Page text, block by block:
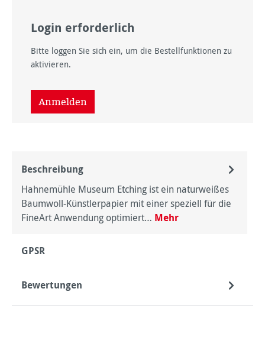
Login erforderlich
Bitte loggen Sie sich ein, um die Bestellfunktionen zu
aktivieren.
Anmelden
Beschreibung
Hahnemühle Museum Etching ist ein naturweißes
Baumwoll-Künstlerpapier mit einer speziell für die
FineArt Anwendung optimiert… Mehr
GPSR
Bewertungen